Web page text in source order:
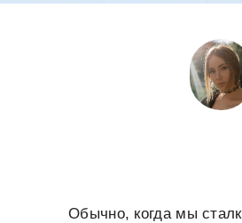
Обычно, когда мы